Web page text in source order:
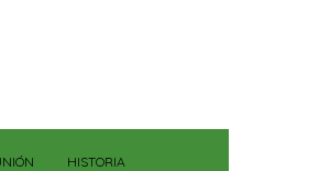
HISTORIA